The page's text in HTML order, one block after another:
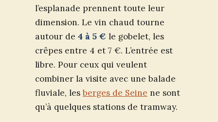
l’esplanade prennent toute leur
dimension. Le vin chaud tourne
autour de 4 à 5 € le gobelet, les
crêpes entre 4 et 7 €. L’entrée est
libre. Pour ceux qui veulent
combiner la visite avec une balade
fluviale, les berges de Seine ne sont
qu’à quelques stations de tramway.